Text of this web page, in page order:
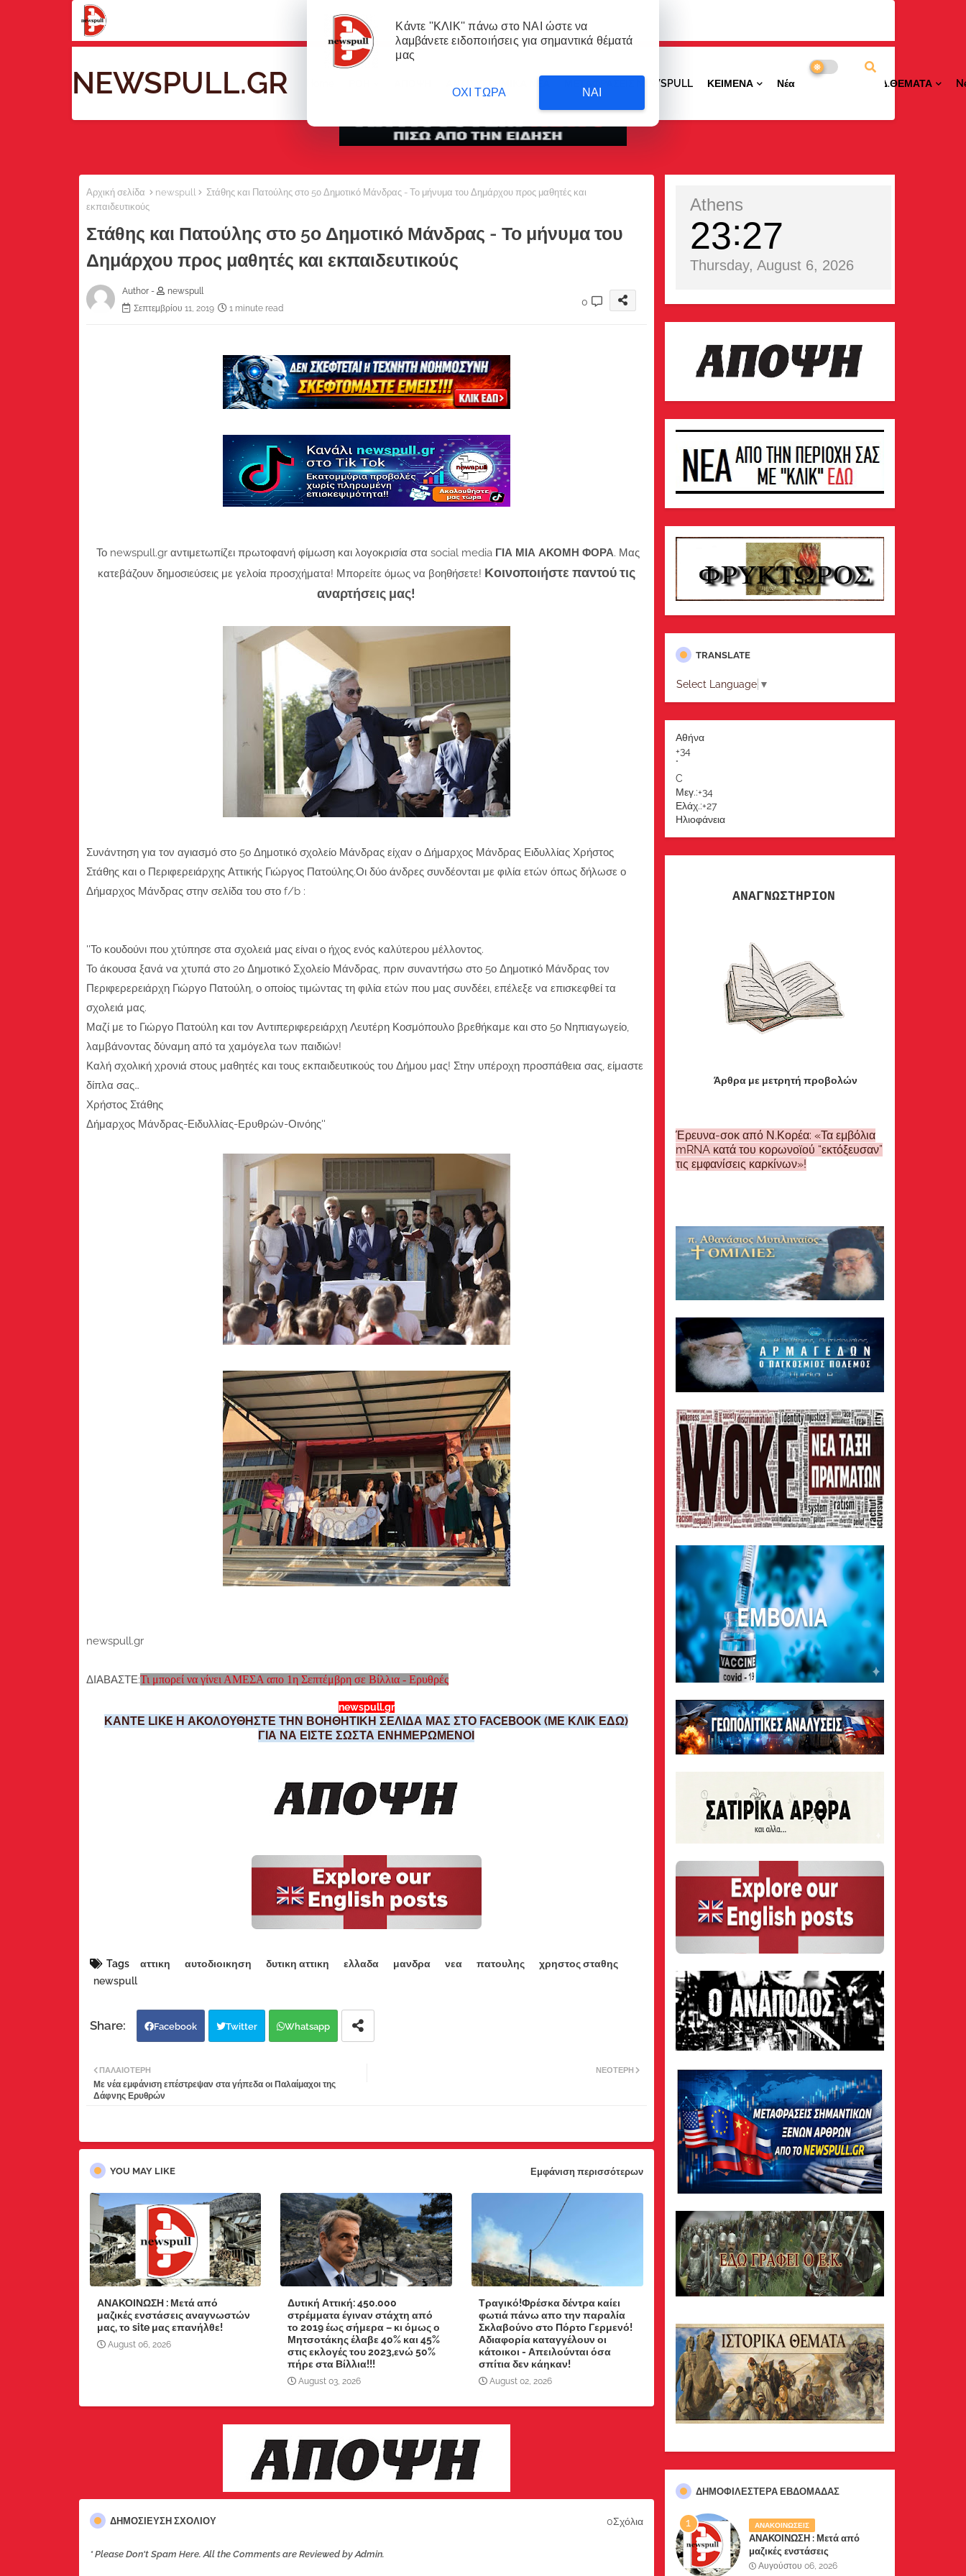
NEWSPULL.GR ΜΕΤΑΦΡΑΣΕΙΣ NEWSPULL ΚΕΙΜΕΝΑ ΝέαΠΕΡΙΟΧΩΝ ΕΙΔ.ΘΕΜΑΤΑ
Αρχική σελίδα newspull
Στάθης και Πατούλης στο 5ο Δημοτικό Μάνδρας - Το μήνυμα του Δημάρχου προς μαθητές και
εκπαιδευτικούς
Στάθης και Πατούλης στο 5ο Δημοτικό Μάνδρας - Το μήνυμα του
Δημάρχου προς μαθητές και εκπαιδευτικούς
Author -
newspull
Σεπτεμβρίου 11, 2019
1 minute read
0
Το newspull.gr αντιμετωπίζει πρωτοφανή φίμωση και λογοκρισία στα social media ΓΙΑ ΜΙΑ ΑΚΟΜΗ ΦΟΡΑ. Μας
κατεβάζουν δημοσιεύσεις με γελοία προσχήματα! Μπορείτε όμως να βοηθήσετε! Κοινοποιήστε παντού τις
αναρτήσεις μας!
Συνάντηση για τον αγιασμό στο 5ο Δημοτικό σχολείο Μάνδρας είχαν ο Δήμαρχος Μάνδρας Ειδυλλίας Χρήστος
Στάθης και ο Περιφερειάρχης Αττικής Γιώργος Πατούλης.Οι δύο άνδρες συνδέονται με φιλία ετών όπως δήλωσε ο
Δήμαρχος Μάνδρας στην σελίδα του στο f/b :
''Το κουδούνι που χτύπησε στα σχολειά μας είναι ο ήχος ενός καλύτερου μέλλοντος.
Το άκουσα ξανά να χτυπά στο 2ο Δημοτικό Σχολείο Μάνδρας, πριν συναντήσω στο 5ο Δημοτικό Μάνδρας τον
Περιφερερειάρχη Γιώργο Πατούλη, ο οποίος τιμώντας τη φιλία ετών που μας συνδέει, επέλεξε να επισκεφθεί τα
σχολειά μας.
Μαζί με το Γιώργο Πατούλη και τον Αντιπεριφερειάρχη Λευτέρη Κοσμόπουλο βρεθήκαμε και στο 5ο Νηπιαγωγείο,
λαμβάνοντας δύναμη από τα χαμόγελα των παιδιών!
Καλή σχολική χρονιά στους μαθητές και τους εκπαιδευτικούς του Δήμου μας! Στην υπέροχη προσπάθεια σας, είμαστε
δίπλα σας…
Χρήστος Στάθης
Δήμαρχος Μάνδρας-Ειδυλλίας-Ερυθρών-Οινόης''
newspull.gr
ΔΙΑΒΑΣΤΕ:Τι μπορεί να γίνει ΑΜΕΣΑ απο 1η Σεπτέμβρη σε Βίλλια - Ερυθρές
newspull.gr
ΚΑΝΤΕ LIKE Η ΑΚΟΛΟΥΘΗΣΤΕ ΤΗΝ ΒΟΗΘΗΤΙΚΗ ΣΕΛΙΔΑ ΜΑΣ ΣΤΟ FACEBOOK (ΜΕ ΚΛΙΚ ΕΔΩ)
ΓΙΑ ΝΑ ΕΙΣΤΕ ΣΩΣΤΑ ΕΝΗΜΕΡΩΜΕΝΟΙ
Tags αττικη αυτοδιοικηση δυτικη αττικη ελλαδα μανδρα νεα πατουλης
χρηστος σταθης
newspull
Facebook Twitter Whatsapp
ΝΕΌΤΕΡΗ
ΠΑΛΑΙΌΤΕΡΗ
Με νέα εμφάνιση επέστρεψαν στα γήπεδα οι Παλαίμαχοι της
Δάφνης Ερυθρών
YOU MAY LIKE Εμφάνιση περισσότερων
ΑΝΑΚΟΙΝΩΣΗ : Μετά από
μαζικές ενστάσεις αναγνωστών
μας, το site μας επανήλθε!
August 06, 2026
Δυτική Αττική: 450.000
στρέμματα έγιναν στάχτη από
το 2019 έως σήμερα – κι όμως ο
Μητσοτάκης έλαβε 40% και 45%
στις εκλογές του 2023,ενώ 50%
πήρε στα Βίλλια!!!
August 03, 2026
Τραγικό!Φρέσκα δέντρα καίει
φωτιά πάνω απο την παραλία
Σκλαβούνο στο Πόρτο Γερμενό!
Αδιαφορία καταγγέλουν οι
κάτοικοι - Απειλούνται όσα
σπίτια δεν κάηκαν!
August 02, 2026
ΔΗΜΟΣΊΕΥΣΗ ΣΧΟΛΊΟΥ 0Σχόλια
* Please Don't Spam Here. All the Comments are Reviewed by Admin.
Athens
23 27
Thursday, August 6, 2026
TRANSLATE
Select Language ▼
Αθήνα
+34
°
C
Μεγ.:+34
Ελάχ.:+27
Ηλιοφάνεια
ΑΝΑΓΝΩΣΤΗΡΙΟΝ
Άρθρα με μετρητή προβολών
Έρευνα-σοκ από Ν.Κορέα: «Τα εμβόλια
mRNA κατά του κορωνοϊού “εκτόξευσαν”
τις εμφανίσεις καρκίνων»!
ΔΗΜΟΦΙΛΈΣΤΕΡΑ ΕΒΔΟΜΆΔΑΣ
ΑΝΑΚΟΙΝΩΣΕΙΣ
ΑΝΑΚΟΙΝΩΣΗ : Μετά από
μαζικές ενστάσεις
αναγνωστών μας, το site μας
Αυγούστου 06, 2026
Κάντε ''ΚΛΙΚ'' πάνω στο ΝΑΙ ώστε να
λαμβάνετε ειδοποιήσεις για σημαντικά θέματά
μας
ΝΑΙ
ΟΧΙ ΤΩΡΑ